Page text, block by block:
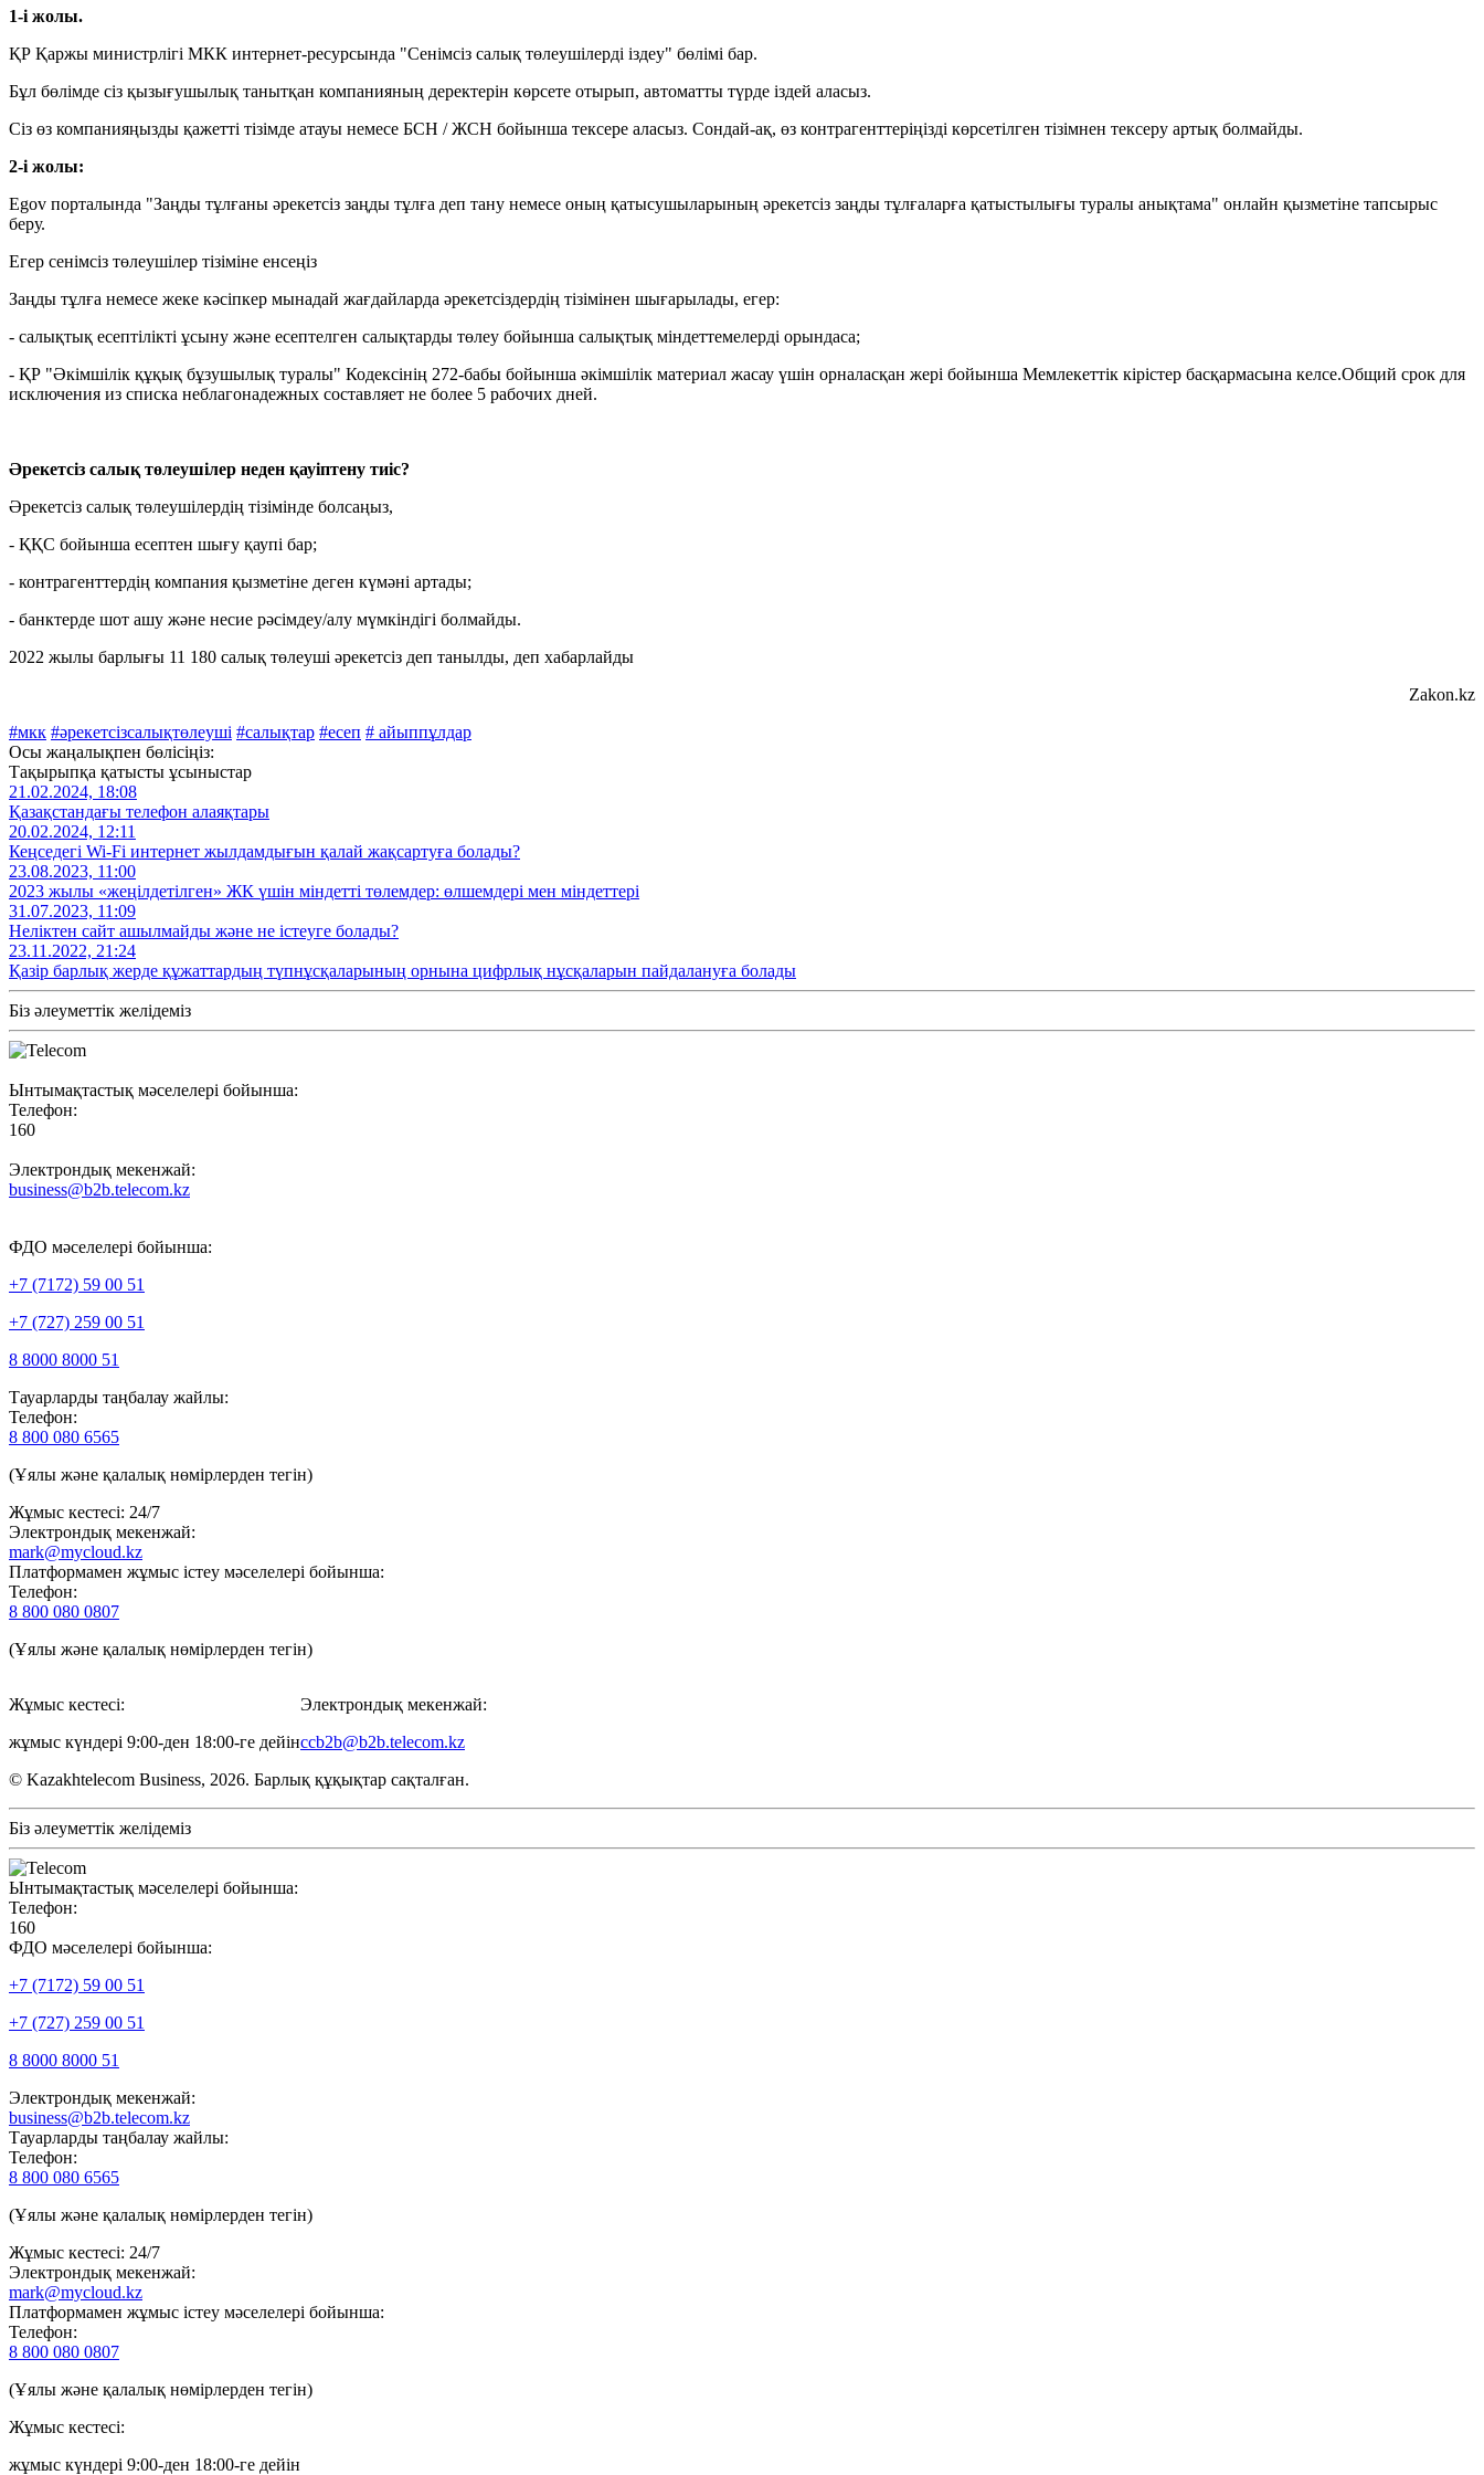
1-і жолы.
ҚР Қаржы министрлігі МКК интернет-ресурсында "Сенімсіз салық төлеушілерді іздеу" бөлімі бар.
Бұл бөлімде сіз қызығушылық танытқан компанияның деректерін көрсете отырып, автоматты түрде іздей аласыз.
Сіз өз компанияңызды қажетті тізімде атауы немесе БСН / ЖСН бойынша тексере аласыз. Сондай-ақ, өз контрагенттеріңізді көрсетілген тізімнен тексеру артық болмайды.
2-і жолы:
Egov порталында "Заңды тұлғаны әрекетсіз заңды тұлға деп тану немесе оның қатысушыларының әрекетсіз заңды тұлғаларға қатыстылығы туралы анықтама" онлайн қызметіне тапсырыс
беру.
Егер сенімсіз төлеушілер тізіміне енсеңіз
Заңды тұлға немесе жеке кәсіпкер мынадай жағдайларда әрекетсіздердің тізімінен шығарылады, егер:
- салықтық есептілікті ұсыну және есептелген салықтарды төлеу бойынша салықтық міндеттемелерді орындаса;
- ҚР "Әкімшілік құқық бұзушылық туралы" Кодексінің 272-бабы бойынша әкімшілік материал жасау үшін орналасқан жері бойынша Мемлекеттік кірістер басқармасына келсе.Общий срок для
исключения из списка неблагонадежных составляет не более 5 рабочих дней.
Әрекетсіз салық төлеушілер неден қауіптену тиіс?
Әрекетсіз салық төлеушілердің тізімінде болсаңыз,
- ҚҚС бойынша есептен шығу қаупі бар;
- контрагенттердің компания қызметіне деген күмәні артады;
- банктерде шот ашу және несие рәсімдеу/алу мүмкіндігі болмайды.
2022 жылы барлығы 11 180 салық төлеуші әрекетсіз деп танылды, деп хабарлайды
Zakon.kz
#мкк #әрекетсізсалықтөлеуші #салықтар #есеп # айыппұлдар
Осы жаңалықпен бөлісіңіз:
Тақырыпқа қатысты ұсыныстар
21.02.2024, 18:08
Қазақстандағы телефон алаяқтары
20.02.2024, 12:11
Кеңседегі Wi-Fi интернет жылдамдығын қалай жақсартуға болады?
23.08.2023, 11:00
2023 жылы «жеңілдетілген» ЖК үшін міндетті төлемдер: өлшемдері мен міндеттері
31.07.2023, 11:09
Неліктен сайт ашылмайды және не істеуге болады?
23.11.2022, 21:24
Қазір барлық жерде құжаттардың түпнұсқаларының орнына цифрлық нұсқаларын пайдалануға болады
Біз әлеуметтік желідеміз
Ынтымақтастық мәселелері бойынша:
Телефон:
160
Электрондық мекенжай:
business@b2b.telecom.kz
ФДО мәселелері бойынша:
+7 (7172) 59 00 51
+7 (727) 259 00 51
8 8000 8000 51
Тауарларды таңбалау жайлы:
Телефон:
8 800 080 6565
(Ұялы және қалалық нөмірлерден тегін)
Жұмыс кестесі: 24/7
Электрондық мекенжай:
mark@mycloud.kz
Платформамен жұмыс істеу мәселелері бойынша:
Телефон:
8 800 080 0807
(Ұялы және қалалық нөмірлерден тегін)
Жұмыс кестесі:
жұмыс күндері 9:00-ден 18:00-ге дейін
Электрондық мекенжай:
ccb2b@b2b.telecom.kz
© Kazakhtelecom Business, 2026. Барлық құқықтар сақталған.
Біз әлеуметтік желідеміз
Ынтымақтастық мәселелері бойынша:
Телефон:
160
ФДО мәселелері бойынша:
+7 (7172) 59 00 51
+7 (727) 259 00 51
8 8000 8000 51
Электрондық мекенжай:
business@b2b.telecom.kz
Тауарларды таңбалау жайлы:
Телефон:
8 800 080 6565
(Ұялы және қалалық нөмірлерден тегін)
Жұмыс кестесі: 24/7
Электрондық мекенжай:
mark@mycloud.kz
Платформамен жұмыс істеу мәселелері бойынша:
Телефон:
8 800 080 0807
(Ұялы және қалалық нөмірлерден тегін)
Жұмыс кестесі:
жұмыс күндері 9:00-ден 18:00-ге дейін